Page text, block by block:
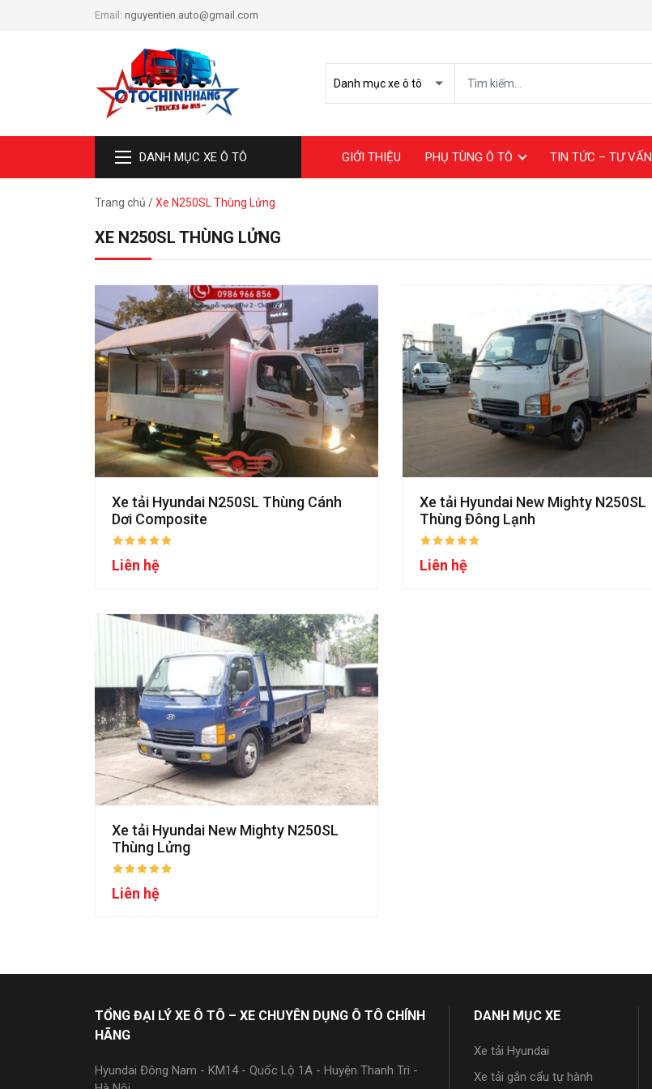
Email: nguyentien.auto@gmail.com
DANH MỤC XE Ô TÔ GIỚI THIỆU PHỤ TÙNG Ô TÔ TIN TỨC – TƯ VẤN
Trang chủ /Xe N250SL Thùng Lửng
XE N250SL THÙNG LỬNG
Xe tải Hyundai N250SL Thùng Cánh
Dơi Composite
Liên hệ
Xe tải Hyundai New Mighty N250SL
Thùng Đông Lạnh
Liên hệ
Xe tải Hyundai New Mighty N250SL
Thùng Lửng
Liên hệ
TỔNG ĐẠI LÝ XE Ô TÔ – XE CHUYÊN DỤNG Ô TÔ CHÍNH
HÃNG
Hyundai Đông Nam - KM14 - Quốc Lộ 1A - Huyện Thanh Trì -
DANH MỤC XE
Xe tải Hyundai
Xe tải gắn cẩu tự hành